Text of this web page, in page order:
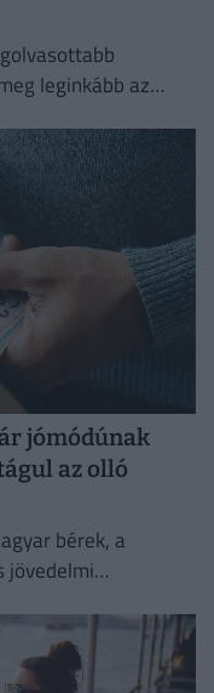
leginkább az
jómódúnak
az olló
bérek, a
jövedelmi